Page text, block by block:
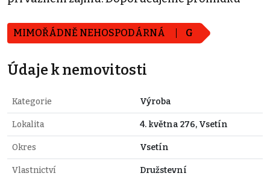
MIMOŘÁDNĚ NEHOSPODÁRNÁ G
Údaje k nemovitosti
Kategorie Výroba
Lokalita 4. května 276, Vsetín
Okres Vsetín
Vlastnictví Družstevní